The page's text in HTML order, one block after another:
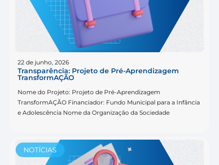
22 de junho, 2026
Transparência: Projeto de Pré-Aprendizagem
TransformAÇÃO
Nome do Projeto: Projeto de Pré-Aprendizagem
TransformAÇÃO Financiador: Fundo Municipal para a Infância
e Adolescência Nome da Organização da Sociedade
NOTÍCIAS